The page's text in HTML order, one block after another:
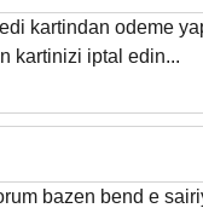
kartindan odeme
kartinizi iptal edin...
bazen bend e